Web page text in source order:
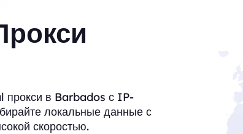
прокси в Barbados с IP-
локальные данные с
скоростью.